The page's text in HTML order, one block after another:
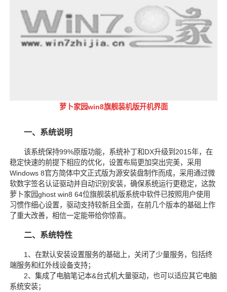
萝卜家园win8旗舰装机版开机界面
一、系统说明
该系统保持99%原版功能，系统补丁和DX升级到2015年，在
稳定快速的前提下相应的优化，设置布局更加突出完美，采用
Windows 8官方简体中文正式版为源安装盘制作而成，采用通过微
软数字签名认证驱动并自动识别安装，确保系统运行更稳定，这款
萝卜家园ghost win8 64位旗舰装机版系统中软件已按照用户使用
习惯作细心设置，驱动支持较新且全面，在前几个版本的基础上作
了重大改善，相信一定能带给你惊喜。
二、系统特性
1、在默认安装设置服务的基础上，关闭了少量服务，包括终
端服务和红外线设备支持；
2、集成了电脑笔记本&台式机大量驱动，也可以适应其它电脑
系统安装；